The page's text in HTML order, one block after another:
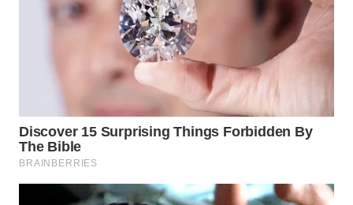
WN
WN
CIANJUR